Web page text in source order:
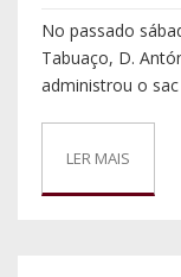
No passado
Tabuaço, D.
administrou o sac
LER MAIS